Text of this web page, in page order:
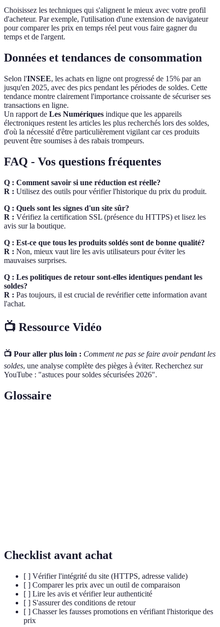
Choisissez les techniques qui s'alignent le mieux avec votre profil
d'acheteur. Par exemple, l'utilisation d'une extension de navigateur
pour comparer les prix en temps réel peut vous faire gagner du
temps et de l'argent.
Données et tendances de consommation
Selon l'INSEE, les achats en ligne ont progressé de 15% par an
jusqu'en 2025, avec des pics pendant les périodes de soldes. Cette
tendance montre clairement l'importance croissante de sécuriser ses
transactions en ligne.
Un rapport de Les Numériques indique que les appareils
électroniques restent les articles les plus recherchés lors des soldes,
d'où la nécessité d'être particulièrement vigilant car ces produits
peuvent être soumises à des rabais trompeurs.
FAQ - Vos questions fréquentes
Q : Comment savoir si une réduction est réelle?
R : Utilisez des outils pour vérifier l'historique du prix du produit.
Q : Quels sont les signes d'un site sûr?
R : Vérifiez la certification SSL (présence du HTTPS) et lisez les
avis sur la boutique.
Q : Est-ce que tous les produits soldés sont de bonne qualité?
R : Non, mieux vaut lire les avis utilisateurs pour éviter les
mauvaises surprises.
Q : Les politiques de retour sont-elles identiques pendant les
soldes?
R : Pas toujours, il est crucial de revérifier cette information avant
l'achat.
📺 Ressource Vidéo
📺 Pour aller plus loin : Comment ne pas se faire avoir pendant les
soldes, une analyse complète des pièges à éviter. Recherchez sur
YouTube : "astuces pour soldes sécurisées 2026".
Glossaire
Checklist avant achat
[ ] Vérifier l'intégrité du site (HTTPS, adresse valide)
[ ] Comparer les prix avec un outil de comparaison
[ ] Lire les avis et vérifier leur authenticité
[ ] S'assurer des conditions de retour
[ ] Chasser les fausses promotions en vérifiant l'historique des
prix